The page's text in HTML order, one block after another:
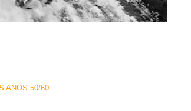
ANOS 50/60